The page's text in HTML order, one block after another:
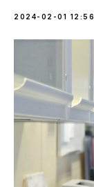
2024-02-01 12:56